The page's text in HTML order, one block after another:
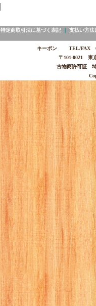
特定商取引法に基づく表記｜ 支払い方法
キーポン TEL/FAX
〒101-0021 東
古物商許可証